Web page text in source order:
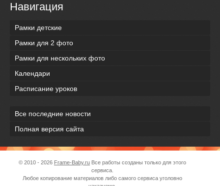
Навигация
Рамки детские
Рамки для 2 фото
Рамки для нескольких фото
Календари
Расписание уроков
Все последние новости
Полная версия сайта
© 2010 - 2026 Frame-Baby.ru Все работы созданы только для этого
сервиса.
Любое копирование материалов либо самого сервиса уголовно